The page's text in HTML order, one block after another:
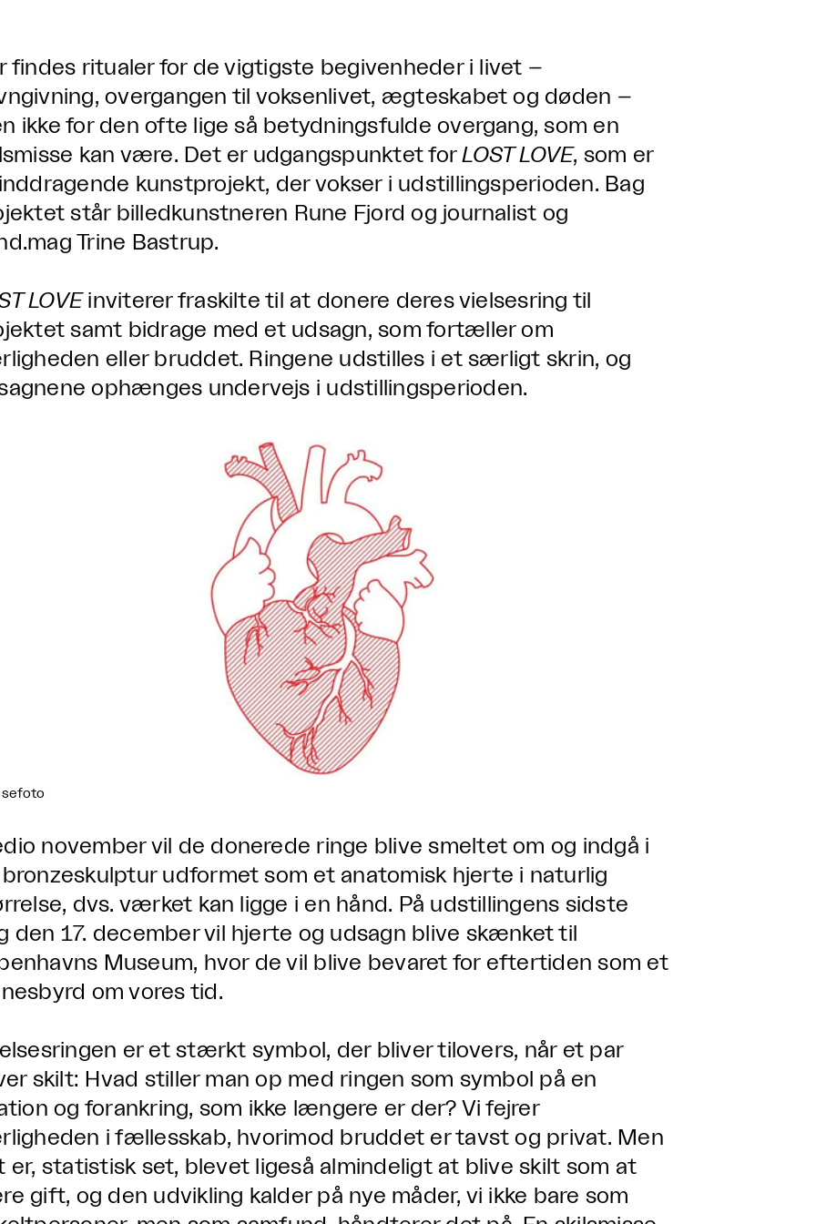
findes ritualer for de vigtigste begivenheder i livet –
overgangen til voksenlivet, ægteskabet og døden –
ikke for den ofte lige så betydningsfulde overgang, som en
kan være. Det er udgangspunktet forLOST LOVE, som er
kunstprojekt, der vokser i udstillingsperioden. Bag
står billedkunstneren Rune Fjord og journalist og
Trine Bastrup.
LOVEinviterer fraskilte til at donere deres vielsesring til
samt bidrage med et udsagn, som fortæller om
eller bruddet. Ringene udstilles i et særligt skrin, og
ophænges undervejs i udstillingsperioden.
november vil de donerede ringe blive smeltet om og indgå i
udformet som et anatomisk hjerte i naturlig
dvs. værket kan ligge i en hånd. På udstillingens sidste
den 17. december vil hjerte og udsagn blive skænket til
Museum, hvor de vil blive bevaret for eftertiden som et
om vores tid.
er et stærkt symbol, der bliver tilovers, når et par
skilt: Hvad stiller man op med ringen som symbol på en
og forankring, som ikke længere er der? Vi fejrer
i fællesskab, hvorimod bruddet er tavst og privat. Men
er, statistisk set, blevet ligeså almindeligt at blive skilt som at
gift, og den udvikling kalder på nye måder, vi ikke bare som